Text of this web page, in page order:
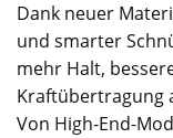
Dank neuer
und smarter
mehr Halt,
Kraftübertragung
Von High-End-